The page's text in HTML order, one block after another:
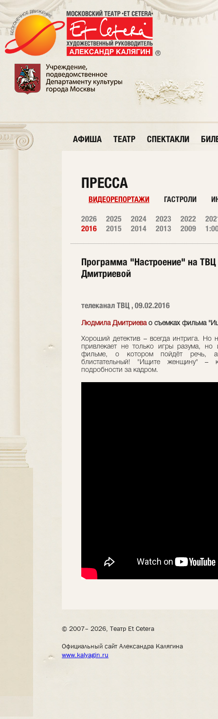
АФИША ТЕАТР СПЕКТАКЛИ
ПРЕССА
ВИДЕОРЕПОРТАЖИ ГАСТРОЛИ
2026 2025 2024 2023 2022
2016
2015 2014 2013 2009
Программа "Настроение" на
Дмитриевой
телеканал ТВЦ , 09.02.2016
Людмила Дмитриевао съемках фильма
Хороший детектив – всегда интрига. Но
привлекает не только игры разума,
фильме, о котором пойдёт речь,
блистательный! "Ищите женщину" –
подробности за кадром.
© 2007– 2026, Театр Et Cetera
Официальный сайт Александра Калягина
www.kalyagin.ru